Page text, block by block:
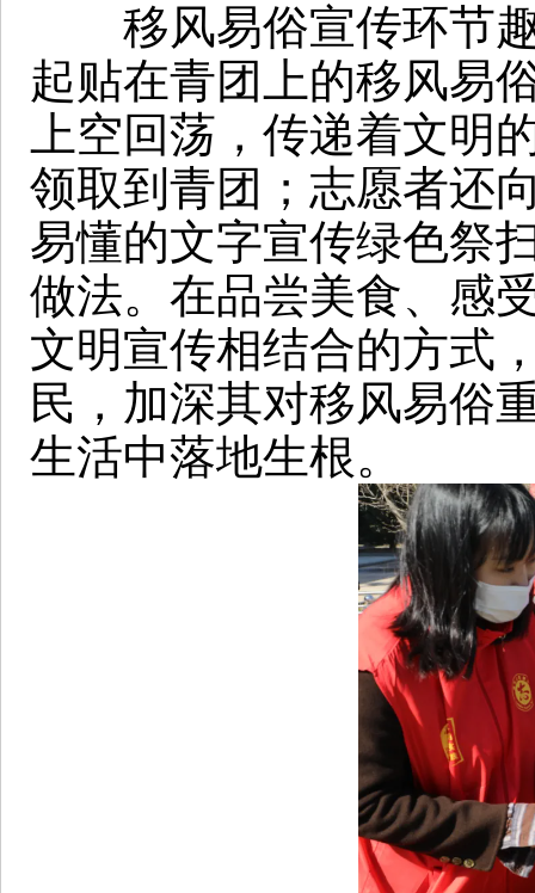
移风易俗宣传环节趣
起贴在青团上的移风易
上空回荡，传递着文明
领取到青团；志愿者还
易懂的文字宣传绿色祭
做法。在品尝美食、感
文明宣传相结合的方式
民，加深其对移风易俗
生活中落地生根。